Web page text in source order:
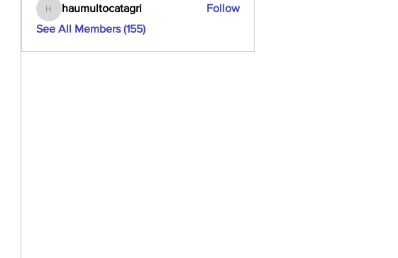
haumultocatagri
haumultocatagri
Follow
See All Members (155)